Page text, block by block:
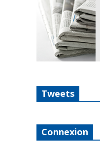
Tweets
Connexion